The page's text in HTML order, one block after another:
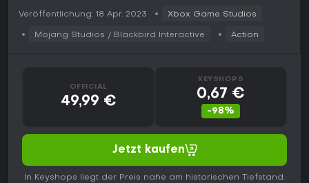
Veröffentlichung: 18 Apr. 2023 Xbox Game Studios
Mojang Studios / ‪Blackbird Interactive Action
OFFICIAL
49,99 €
KEYSHOPS
0,67 €
-98%
Jetzt kaufen
In Keyshops liegt der Preis nahe am historischen Tiefstand.